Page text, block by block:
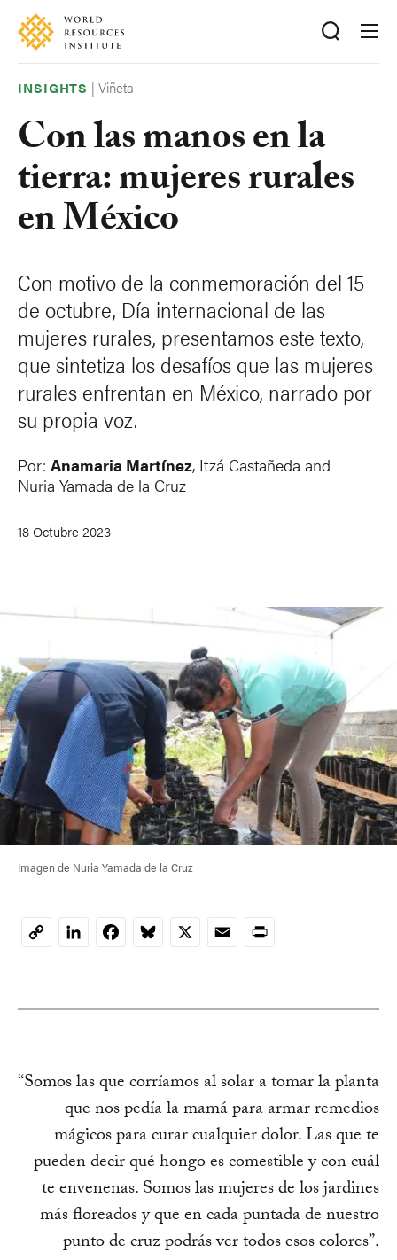
Skip
main
Accessibility
INSIGHTS |Viñeta
Con las manos en la
tierra: mujeres rurales
en México
Con motivo de la conmemoración del 15
de octubre, Día internacional de las
mujeres rurales, presentamos este texto,
que sintetiza los desafíos que las mujeres
rurales enfrentan en México, narrado por
su propia voz.
Por: Anamaria Martínez, Itzá Castañeda and
Nuria Yamada de la Cruz
18 Octubre 2023
CopyLinkedInFacebookBluesky
X EmailPrint
Imagen de Nuria Yamada de la Cruz
“Somos las que corríamos al solar a tomar la planta
que nos pedía la mamá para armar remedios
mágicos para curar cualquier dolor. Las que te
pueden decir qué hongo es comestible y con cuál
te envenenas. Somos las mujeres de los jardines
más floreados y que en cada puntada de nuestro
punto de cruz podrás ver todos esos colores”.